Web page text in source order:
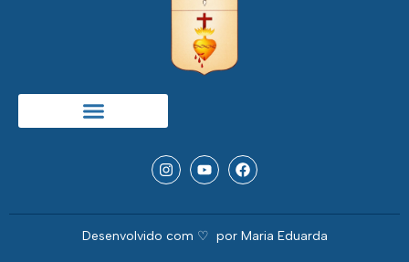
Desenvolvido com ♡ ‎ ︎por Maria Eduarda